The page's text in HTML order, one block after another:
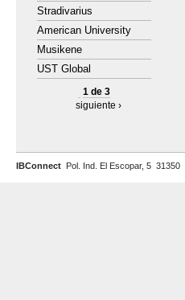
Stradivarius
American University
Musikene
UST Global
1 de 3
siguiente ›
IBConnect Pol. Ind. El Escopar, 5